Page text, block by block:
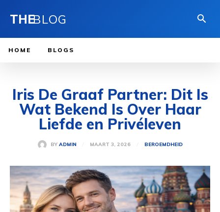
THEBLOG
HOME BLOGS
Iris De Graaf Partner: Dit Is
Wat Bekend Is Over Haar
Liefde en Privéleven
BY ADMIN MAART 3, 2026 BEROEMDHEID